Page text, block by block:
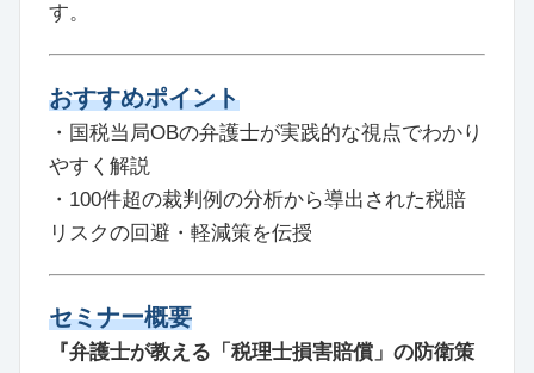
す。
おすすめポイント
・国税当局OBの弁護士が実践的な視点でわかり
やすく解説
・100件超の裁判例の分析から導出された税賠
リスクの回避・軽減策を伝授
セミナー概要
『弁護士が教える「税理士損害賠償」の防衛策